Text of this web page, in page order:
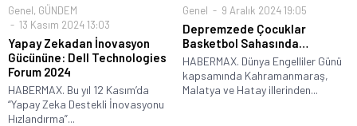
Genel, GÜNDEM
13 Kasım 2024 13:03
Yapay Zekadan İnovasyon
Gücününe: Dell Technologies
Forum 2024
HABERMAX. Bu yıl 12 Kasım’da
“Yapay Zeka Destekli İnovasyonu
Hızlandırma”...
Genel 9 Aralık 2024 19:05
Depremzede Çocuklar
Basketbol Sahasında…
HABERMAX. Dünya Engelliler Günü
kapsamında Kahramanmaraş,
Malatya ve Hatay illerinden...